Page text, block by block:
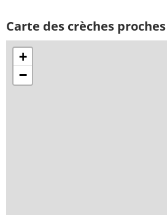
Carte des crèches
+
−